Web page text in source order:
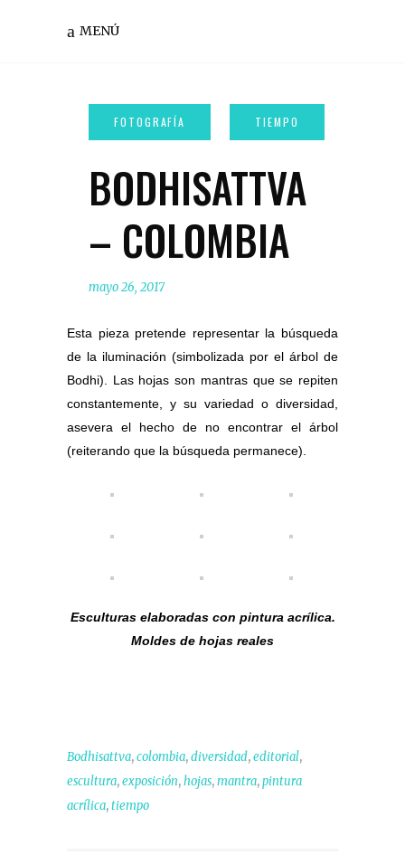
MENÚ
BODHISATTVA
– COLOMBIA
mayo 26, 2017
Esta pieza pretende representar la búsqueda
de la iluminación (simbolizada por el árbol de
Bodhi). Las hojas son mantras que se repiten
constantemente, y su variedad o diversidad,
asevera el hecho de no encontrar el árbol
(reiterando que la búsqueda permanece).
Esculturas elaboradas con pintura acrílica.
Moldes de hojas reales
Bodhisattva,colombia,diversidad,editorial,
escultura,exposición,hojas,mantra,pintura
acrílica,tiempo